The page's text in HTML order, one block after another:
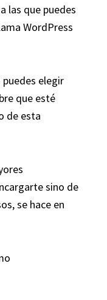
las que puedes
WordPress
elegir
que esté
de esta
sino de
se hace en